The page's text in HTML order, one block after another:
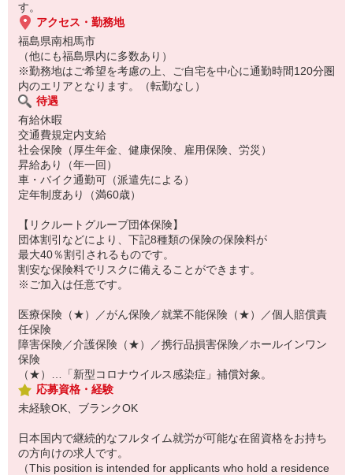
す。
アクセス・勤務地
福島県南相馬市
（他にも福島県内に多数あり）
※勤務地はご希望を考慮の上、ご自宅を中心に通勤時間120分圏
内のエリアとなります。（転勤なし）
待遇
有給休暇
交通費規定内支給
社会保険（厚生年金、健康保険、雇用保険、労災）
昇給あり（年一回）
車・バイク通勤可（派遣先による）
定年制度あり（満60歳）
【リクルートグループ団体保険】
団体割引などにより、下記8種類の保険の保険料が
最大40％割引されるものです。
割安な保険料でリスクに備えることができます。
※ご加入は任意です。
医療保険（★）／がん保険／就業不能保険（★）／個人賠償責
任保険
障害保険／介護保険（★）／携行品損害保険／ホールインワン
保険
（★）…「新型コロナウイルス感染症」補償対象。
応募資格・経験
未経験OK、ブランクOK
日本国内で継続的なフルタイム就労が可能な在留資格をお持ち
の方向けの求人です。
（This position is intended for applicants who hold a residence